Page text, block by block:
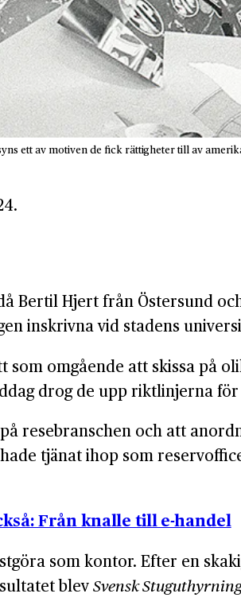
ett av motiven de fick rättigheter till av
Bertil Hjert från Östersund
inskrivna vid stadens
omgående att skissa på
drog de upp rikt­linjerna
rese­branschen och att
tjänat ihop som
Från knalle till e-handel
som kontor. Efter en
blevSvensk